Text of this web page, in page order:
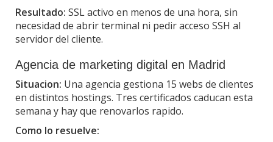
Resultado: SSL activo en menos de una hora, sin
necesidad de abrir terminal ni pedir acceso SSH al
servidor del cliente.
Agencia de marketing digital en Madrid
Situacion: Una agencia gestiona 15 webs de clientes
en distintos hostings. Tres certificados caducan esta
semana y hay que renovarlos rapido.
Como lo resuelve: